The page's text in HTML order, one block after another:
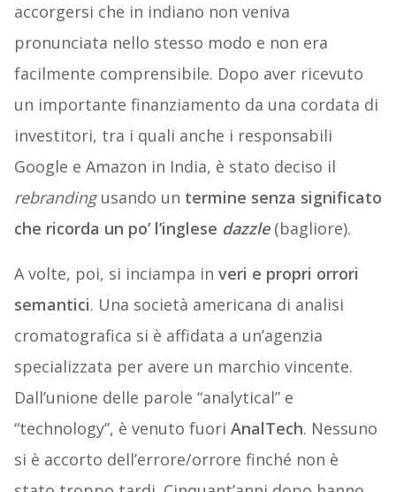
accorgersi che in indiano non veniva
pronunciata nello stesso modo e non era
facilmente comprensibile. Dopo aver ricevuto
un importante finanziamento da una cordata di
investitori, tra i quali anche i responsabili
Google e Amazon in India, è stato deciso il
rebrandingusando un termine senza significato
che ricorda un po’ l’inglese dazzle(bagliore).
A volte, poi, si inciampa in veri e propri orrori
semantici. Una società americana di analisi
cromatografica si è affidata a un’agenzia
specializzata per avere un marchio vincente.
Dall’unione delle parole “analytical” e
“technology”, è venuto fuori AnalTech. Nessuno
si è accorto dell’errore/orrore finché non è